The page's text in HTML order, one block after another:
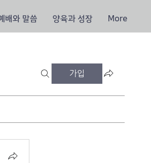
배와 말씀 양육과 성장 More
가입